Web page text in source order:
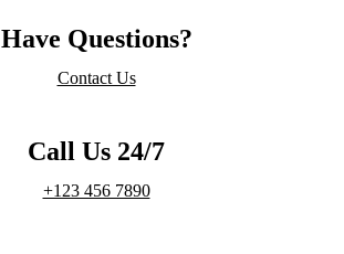
Have Questions?
Contact Us
Call Us 24/7
+123 456 7890